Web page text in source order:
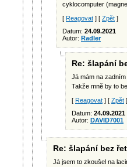
cyklocomputer
[ Reagovat ] [ Zpět ]
Datum: 24.09.2021
Autor: Radler
Re: šlapání
Já mám na
Takže mně by to
[ Reagovat ] [ Zpět ]
Datum: 24.09.2021
Autor: DAVID7001
Re: šlapání bez
Já jsem to zkoušel na